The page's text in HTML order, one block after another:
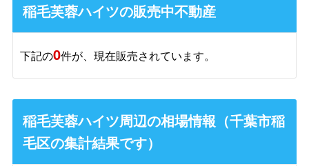
稲毛芙蓉ハイツの販売中不動産
下記の0件が、現在販売されています。
稲毛芙蓉ハイツ周辺の相場情報（千葉市稲
毛区の集計結果です）